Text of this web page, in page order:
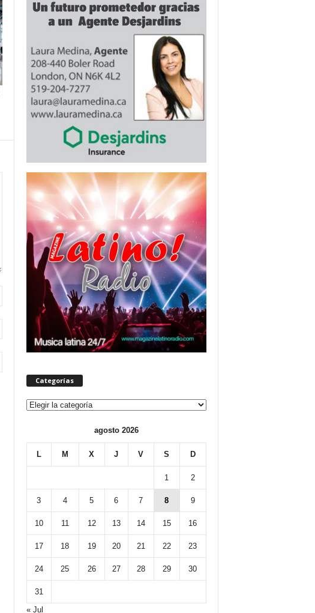
Categorías
Categorías
agosto 2026
L M X J V S D
1 2
3 4 5 6 7 8 9
10 11 12 13 14 15 16
17 18 19 20 21 22 23
24 25 26 27 28 29 30
31
« Jul